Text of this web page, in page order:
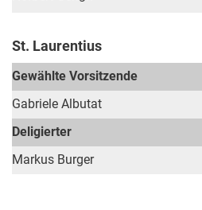
St. Laurentius
Gewählte Vorsitzende
Gabriele Albutat
Deligierter
Markus Burger